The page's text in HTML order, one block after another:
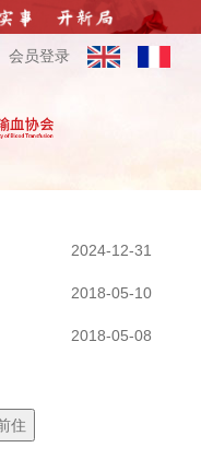
会员登录
2024-12-31
2018-05-10
2018-05-08